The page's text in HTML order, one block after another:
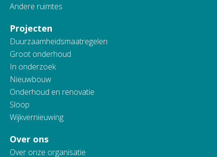
Andere ruimtes
Projecten
Duurzaamheidsmaatregelen
Groot onderhoud
In onderzoek
Nieuwbouw
Onderhoud en renovatie
Sloop
Wijkvernieuwing
Over ons
Over onze organisatie